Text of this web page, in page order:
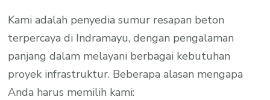
Kami adalah penyedia sumur resapan beton
terpercaya di Indramayu, dengan pengalaman
panjang dalam melayani berbagai kebutuhan
proyek infrastruktur. Beberapa alasan mengapa
Anda harus memilih kami: